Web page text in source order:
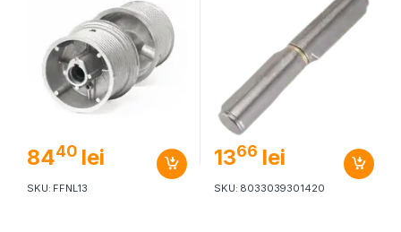
8440 lei
SKU: FFNL13
1366 lei
SKU: 8033039301420